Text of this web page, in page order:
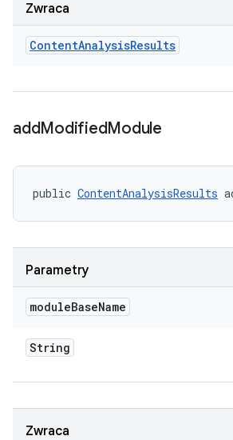
Zwraca
ContentAnalysisResults
addModifiedModule
public ContentAnalysisResults
Parametry
moduleBaseName
String
Zwraca